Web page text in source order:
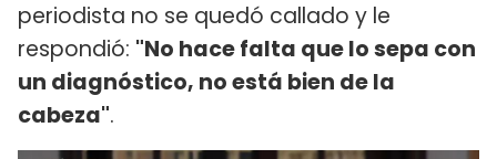
periodista no se quedó callado y le
respondió: "No hace falta que lo sepa con
un diagnóstico, no está bien de la
cabeza".